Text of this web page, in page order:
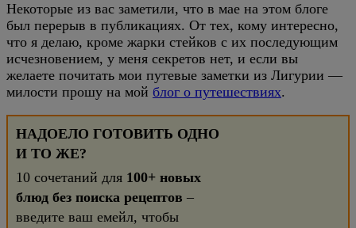
Некоторые из вас заметили, что в мае на этом блоге
был перерыв в публикациях. От тех, кому интересно,
что я делаю, кроме жарки стейков с их последующим
исчезновением, у меня секретов нет, и если вы
желаете почитать мои путевые заметки из Лигурии —
милости прошу на мой блог о путешествиях.
НАДОЕЛО ГОТОВИТЬ ОДНО
И ТО ЖЕ?
10 сочетаний для 100+ новых
блюд без поиска рецептов –
введите ваш емейл, чтобы